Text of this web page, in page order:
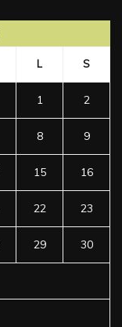
L S
1 2
8 9
15 16
22 23
29 30